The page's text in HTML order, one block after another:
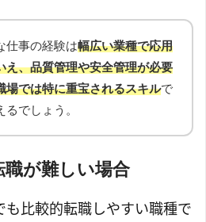
仕事の経験は幅広い業種で応用
え、品質管理や安全管理が必要
場では特に重宝されるスキルで
るでしょう。
が難しい場合
比較的転職しやすい職種で